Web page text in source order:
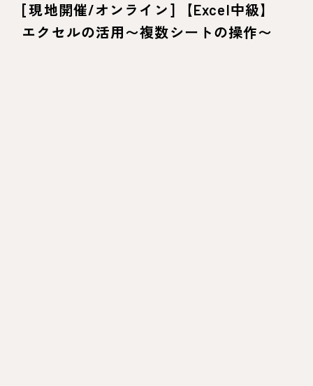
[現地開催/オンライン] 【Excel中級】
エクセルの活用〜複数シートの操作〜